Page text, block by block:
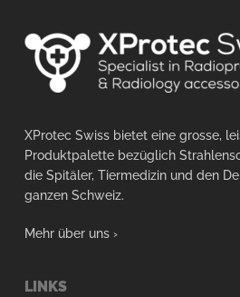
XProtec Swiss bietet eine grosse,
Produktpalette bezüglich
die Spitäler, Tiermedizin und den
ganzen Schweiz.
Mehr über uns ›
LINKS